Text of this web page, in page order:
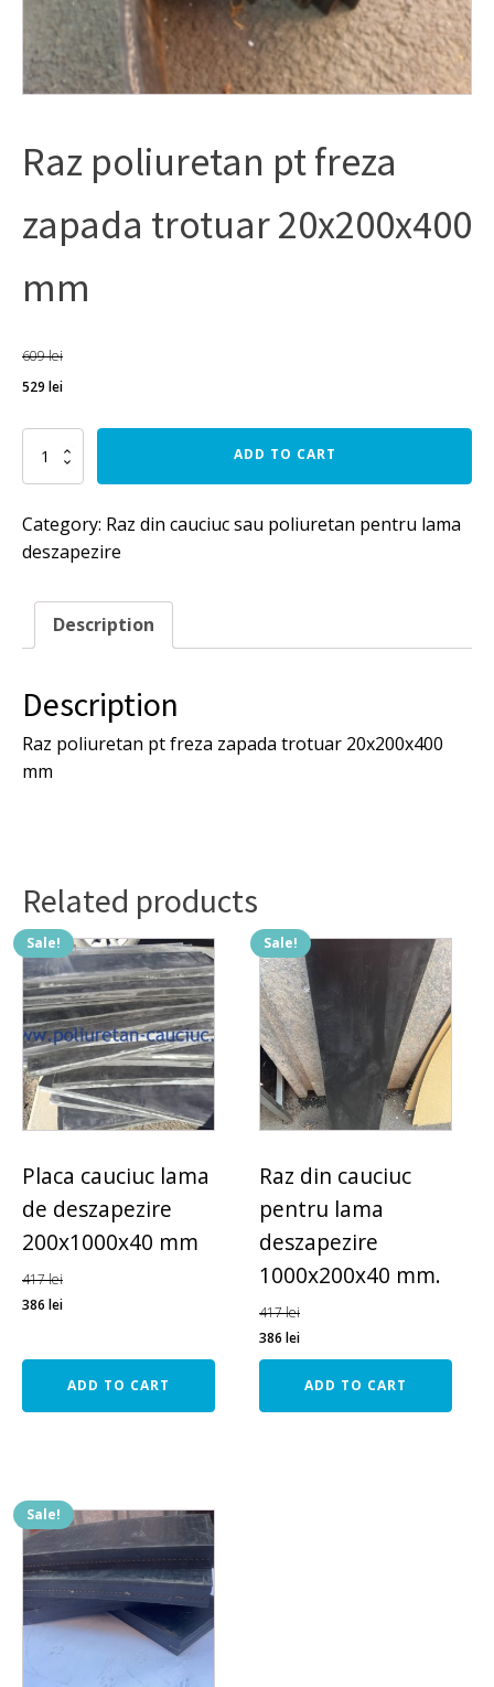
Raz poliuretan pt freza
zapada trotuar 20x200x400
mm
609lei
529 lei
poliuretan
pt
zapada
trotuar
quantity
ADD TO CART
Category: Raz din cauciuc sau poliuretan pentru lama
deszapezire
Description
Description
Raz poliuretan pt freza zapada trotuar 20x200x400
mm
Related products
Sale!
Placa cauciuc lama
de deszapezire
200x1000x40 mm
417lei
386 lei
ADD TO CART
Sale!
Raz din cauciuc
pentru lama
deszapezire
1000x200x40 mm.
417lei
386lei
ADD TO CART
Sale!